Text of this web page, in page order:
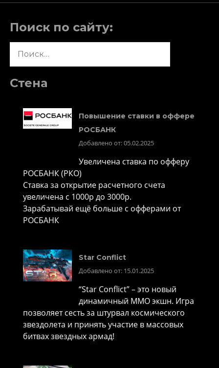
Поиск по сайту:
Стена
Повышение ставки в оффере
РОСБАНК
Добавлено от: 05.02.2025
Увеличена ставка по офферу
РОСБАНК (РКО)
Ставка за открытие расчетного счета
увеличена с 1000р до 3000р.
Зарабатывай ещё больше с офферами от
РОСБАНК
Star Conflict
Добавлено от: 15.01.2025
“Star Conflict” – это новый
динамичный MMO экшн. Игра
позволяет сесть за штурвал космического
звездолета и принять участие в массовых
битвах звездных армад!